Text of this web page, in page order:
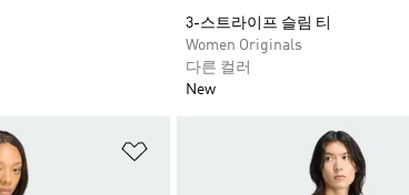
3-스트라이프 슬림 티
Women Originals
다른 컬러
New